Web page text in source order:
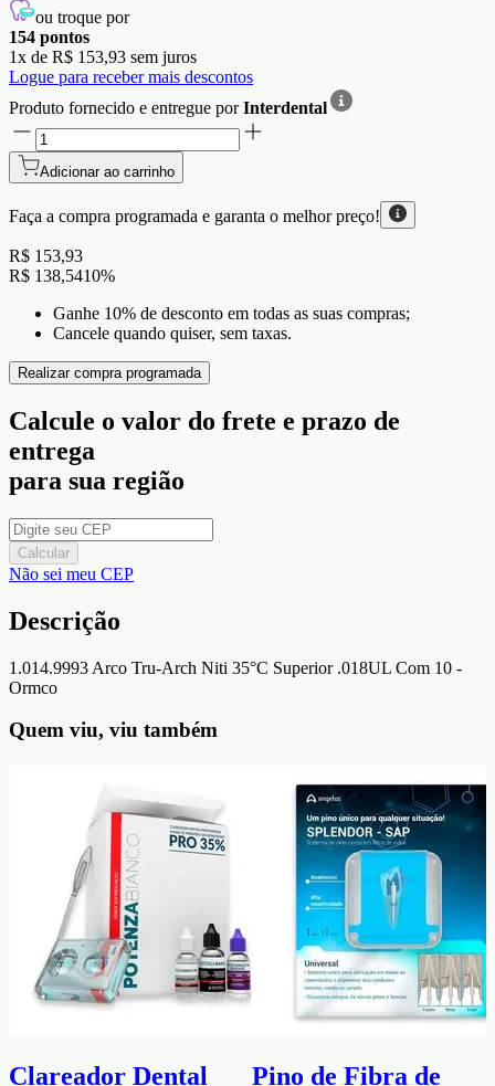
ou troque por
154 pontos
1x de R$ 153,93 sem juros
Logue para receber mais descontos
Produto fornecido e entregue porInterdental
Adicionar ao carrinho
Faça a compra programada e garanta o melhor preço!
R$ 153,93
R$ 138,5410%
Ganhe 10% de desconto em todas as suas compras;
Cancele quando quiser, sem taxas.
Realizar compra programada
Calcule o valor do frete e prazo de
entrega
para sua região
Calcular
Não sei meu CEP
Descrição
1.014.9993 Arco Tru-Arch Niti 35°C Superior .018UL Com 10 -
Ormco
Quem viu, viu também
Clareador Dental
Pino de Fibra de